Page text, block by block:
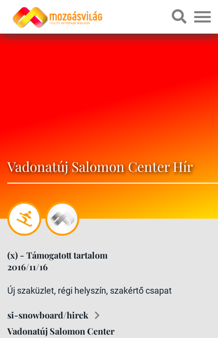
Vadonatúj Salomon Center Hír
(x) - Támogatott tartalom
2016/11/16
Új szaküzlet, régi helyszín, szakértő csapat
si-snowboard/hirek
Vadonatúj Salomon Center